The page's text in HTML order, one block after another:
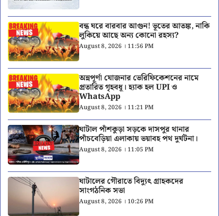
বন্ধ ঘরে বারবার আগুন! ভূতের আতঙ্ক, নাকি
লুকিয়ে আছে অন্য কোনো রহস্য?
August 8, 2026 । 11:56 PM
অন্নপূর্ণা যোজনার ভেরিফিকেশনের নামে
প্রতারিত গৃহবধূ। হ্যাক হল UPI ও
WhatsApp
August 8, 2026 । 11:21 PM
ঘাটাল পাঁশকুড়া সড়কে দাসপুর থানার
পাঁচবেড়িয়া এলাকায় ভয়াবহ পথ দুর্ঘটনা।
August 8, 2026 । 11:05 PM
ঘাটালের গৌরাতে বিদ্যুৎ গ্রাহকদের
সাংগঠনিক সভা
August 8, 2026 । 10:26 PM